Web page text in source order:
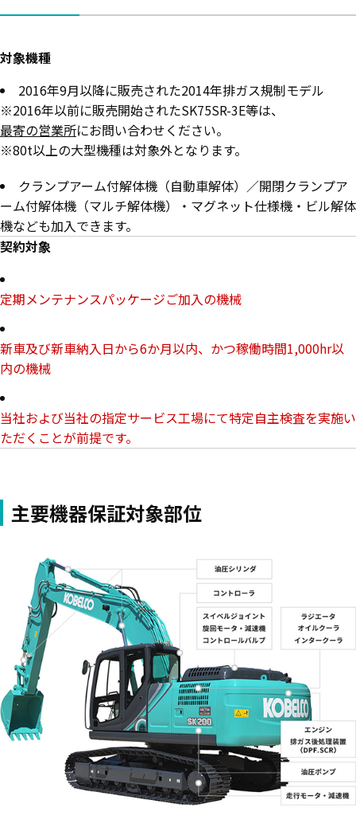
対象機種
2016年9月以降に販売された2014年排ガス規制モデル
※2016年以前に販売開始されたSK75SR-3E等は、
最寄の営業所にお問い合わせください。
※80t以上の大型機種は対象外となります。
クランプアーム付解体機（自動車解体）／開閉クランプア
ーム付解体機（マルチ解体機）・マグネット仕様機・ビル解体
機なども加入できます。
契約対象
定期メンテナンスパッケージご加入の機械
新車及び新車納入日から6か月以内、かつ稼働時間1,000hr以
内の機械
当社および当社の指定サービス工場にて特定自主検査を実施い
ただくことが前提です。
主要機器保証対象部位